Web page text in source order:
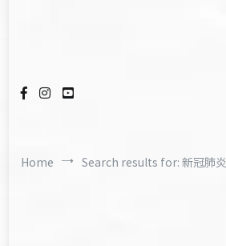
Home Search results for: 新冠肺炎